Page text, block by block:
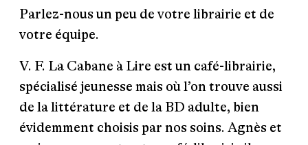
Parlez-nous un peu de votre librairie et de
votre équipe.
V. F. La Cabane à Lire est un café-librairie,
spécialisé jeunesse mais où l’on trouve aussi
de la littérature et de la BD adulte, bien
évidemment choisis par nos soins. Agnès et